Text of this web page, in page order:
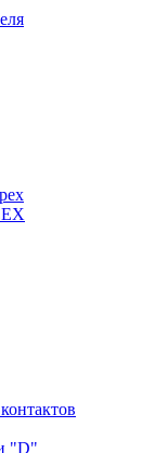
"D"